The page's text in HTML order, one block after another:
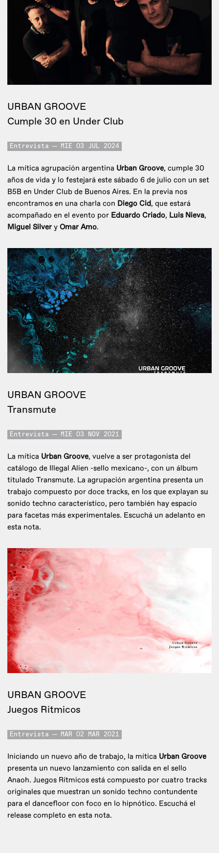
URBAN GROOVE
Cumple 30 en Under Club
Entrevista MIE 03 JUL 2024
La mítica agrupación argentina Urban Groove, cumple 30
años de vida y lo festejará este sábado 6 de julio con un set
B5B en Under Club de Buenos Aires. En la previa nos
encontramos en una charla con Diego Cid, que estará
acompañado en el evento por Eduardo Criado, Luis Nieva,
Miguel Silver y Omar Amo.
URBAN GROOVE
Transmute
Entrevista MIE 03 NOV 2021
La mítica Urban Groove, vuelve a ser protagonista del
catálogo de Illegal Alien -sello mexicano-, con un álbum
titulado Transmute. La agrupación argentina presenta un
trabajo compuesto por doce tracks, en los que explayan su
sonido techno característico, pero también hay espacio
para facetas más experimentales. Escuchá un adelanto en
esta nota.
URBAN GROOVE
Juegos Ritmicos
Entrevista MAR 02 MAR 2021
Iniciando un nuevo año de trabajo, la mítica Urban Groove
presenta un nuevo lanzamiento con salida en el sello
Anaoh. Juegos Rítmicos está compuesto por cuatro tracks
originales que muestran un sonido techno contundente
para el dancefloor con foco en lo hipnótico. Escuchá el
release completo en esta nota.